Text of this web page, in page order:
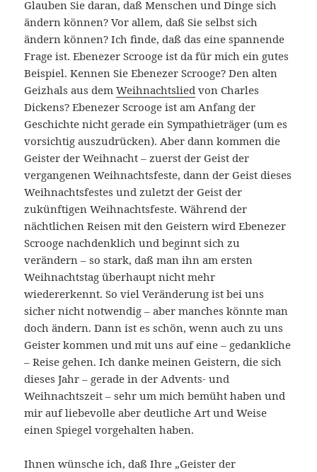
Glauben Sie daran, daß Menschen und Dinge sich
ändern können? Vor allem, daß Sie selbst sich
ändern können? Ich finde, daß das eine spannende
Frage ist. Ebenezer Scrooge ist da für mich ein gutes
Beispiel. Kennen Sie Ebenezer Scrooge? Den alten
Geizhals aus demWeihnachtslied von Charles
Dickens? Ebenezer Scrooge ist am Anfang der
Geschichte nicht gerade ein Sympathieträger (um es
vorsichtig auszudrücken). Aber dann kommen die
Geister der Weihnacht – zuerst der Geist der
vergangenen Weihnachtsfeste, dann der Geist dieses
Weihnachtsfestes und zuletzt der Geist der
zukünftigen Weihnachtsfeste. Während der
nächtlichen Reisen mit den Geistern wird Ebenezer
Scrooge nachdenklich und beginnt sich zu
verändern – so stark, daß man ihn am ersten
Weihnachtstag überhaupt nicht mehr
wiedererkennt. So viel Veränderung ist bei uns
sicher nicht notwendig – aber manches könnte man
doch ändern. Dann ist es schön, wenn auch zu uns
Geister kommen und mit uns auf eine – gedankliche
– Reise gehen. Ich danke meinen Geistern, die sich
dieses Jahr – gerade in der Advents- und
Weihnachtszeit – sehr um mich bemüht haben und
mir auf liebevolle aber deutliche Art und Weise
einen Spiegel vorgehalten haben.
Ihnen wünsche ich, daß Ihre „Geister der